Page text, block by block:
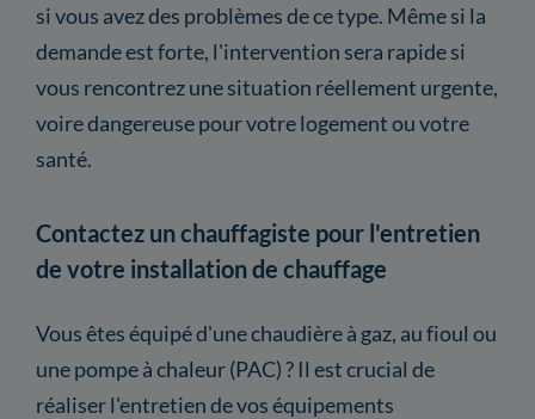
si vous avez des problèmes de ce type. Même si la
demande est forte, l'intervention sera rapide si
vous rencontrez une situation réellement urgente,
voire dangereuse pour votre logement ou votre
santé.
Contactez un chauffagiste pour l'entretien
de votre installation de chauffage
Vous êtes équipé d'une chaudière à gaz, au fioul ou
une pompe à chaleur (PAC) ? Il est crucial de
réaliser l'entretien de vos équipements